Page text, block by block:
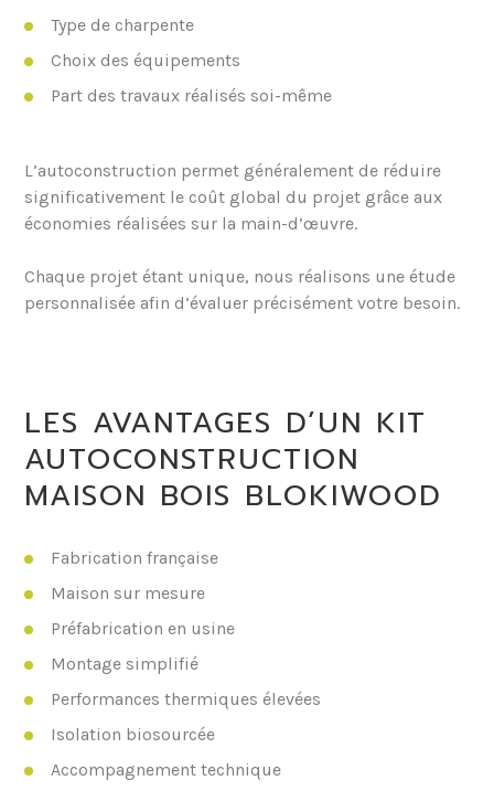
Type de charpente
Choix des équipements
Part des travaux réalisés soi-même
L’autoconstruction permet généralement de réduire
significativement le coût global du projet grâce aux
économies réalisées sur la main-d’œuvre.
Chaque projet étant unique, nous réalisons une étude
personnalisée afin d’évaluer précisément votre besoin.
LES AVANTAGES D’UN KIT
AUTOCONSTRUCTION
MAISON BOIS BLOKIWOOD
Fabrication française
Maison sur mesure
Préfabrication en usine
Montage simplifié
Performances thermiques élevées
Isolation biosourcée
Accompagnement technique